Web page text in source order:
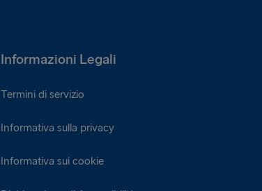
Informazioni Legali
Termini di servizio
Informativa sulla privacy
Informativa sui cookie